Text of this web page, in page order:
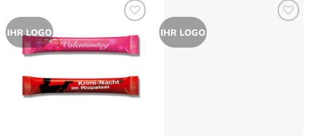
IHR LOGO
Merkliste
hinzufügen
IHR LOGO